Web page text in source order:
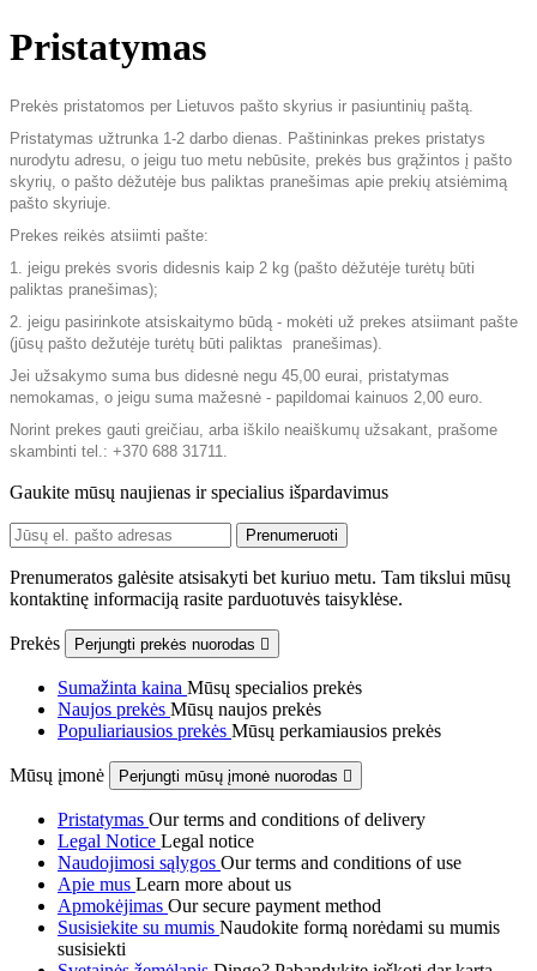
Pristatymas
Prekės pristatomos per Lietuvos pašto skyrius ir pasiuntinių paštą.
Pristatymas užtrunka 1-2 darbo dienas. Paštininkas prekes pristatys
nurodytu adresu, o jeigu tuo metu nebūsite, prekės bus grąžintos į pašto
skyrių, o pašto dėžutėje bus paliktas pranešimas apie prekių atsiėmimą
pašto skyriuje.
Prekes reikės atsiimti pašte:
1. jeigu prekės svoris didesnis kaip 2 kg (pašto dėžutėje turėtų būti
paliktas pranešimas);
2. jeigu pasirinkote atsiskaitymo būdą - mokėti už prekes atsiimant pašte
(jūsų pašto dežutėje turėtų būti paliktas pranešimas).
Jei užsakymo suma bus didesnė negu 45,00 eurai, pristatymas
nemokamas, o jeigu suma mažesnė - papildomai kainuos 2,00 euro.
Norint prekes gauti greičiau, arba iškilo neaiškumų užsakant, prašome
skambinti tel.: +370 688 31711.
Gaukite mūsų naujienas ir specialius išpardavimus
Prenumeratos galėsite atsisakyti bet kuriuo metu. Tam tikslui mūsų
kontaktinę informaciją rasite parduotuvės taisyklėse.
Prekės Perjungti prekės nuorodas 
Sumažinta kaina Mūsų specialios prekės
Naujos prekės Mūsų naujos prekės
Populiariausios prekės Mūsų perkamiausios prekės
Mūsų įmonė Perjungti mūsų įmonė nuorodas 
Pristatymas Our terms and conditions of delivery
Legal Notice Legal notice
Naudojimosi sąlygos Our terms and conditions of use
Apie mus Learn more about us
Apmokėjimas Our secure payment method
Susisiekite su mumis Naudokite formą norėdami su mumis
susisiekti